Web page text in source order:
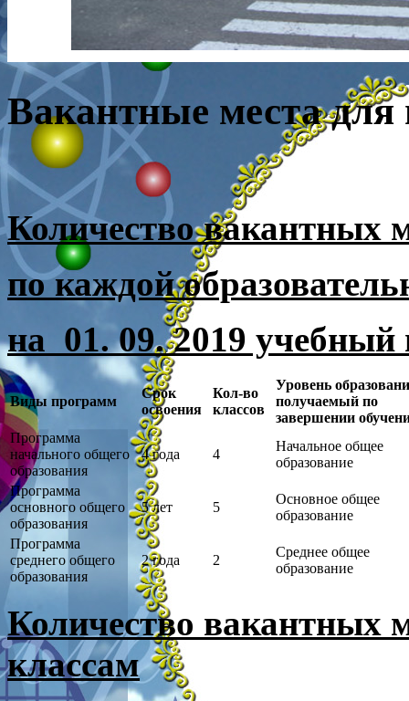
Вакантные места для
Количество вакантных
по каждой
на 01. 09. 2019 учебный
Виды программ
Срок
освоения
Кол-во
классов
Уровень
получаемый по
завершении
Программа
начального общего
образования
4 года 4
Начальное общее
образование
Программа
основного общего
образования
5 лет 5
Основное общее
образование
Программа
среднего общего
образования
2 года 2
Среднее общее
образование
Количество вакантных
классам